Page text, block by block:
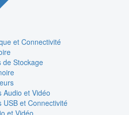
et Connectivité
de Stockage
Audio et Vidéo
USB et Connectivité